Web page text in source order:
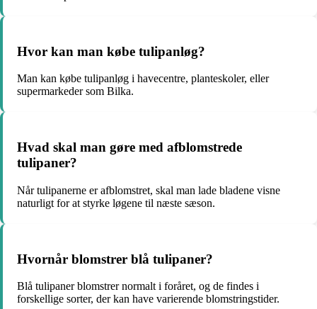
Hvor kan man købe tulipanløg?
Man kan købe tulipanløg i havecentre, planteskoler, eller
supermarkeder som Bilka.
Hvad skal man gøre med afblomstrede
tulipaner?
Når tulipanerne er afblomstret, skal man lade bladene visne
naturligt for at styrke løgene til næste sæson.
Hvornår blomstrer blå tulipaner?
Blå tulipaner blomstrer normalt i foråret, og de findes i
forskellige sorter, der kan have varierende blomstringstider.